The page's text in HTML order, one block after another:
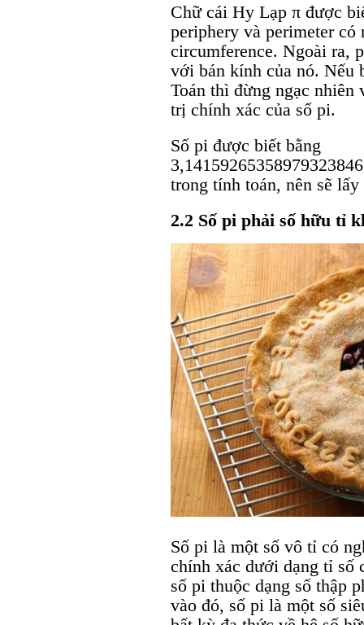
Chữ cái Hy Lạp π được
periphery và perimeter
circumference. Ngoài ra,
với bán kính của nó. Nếu
Toán thì đừng ngạc
trị chính xác của số pi.
Số pi được biết bằng
trong tính toán, nên sẽ
2.2 Số pi phải số hữu tỉ
Số pi là một số vô tỉ có
chính xác dưới dạng tỉ số
số pi thuộc dạng số thập
vào đó, số pi là một số